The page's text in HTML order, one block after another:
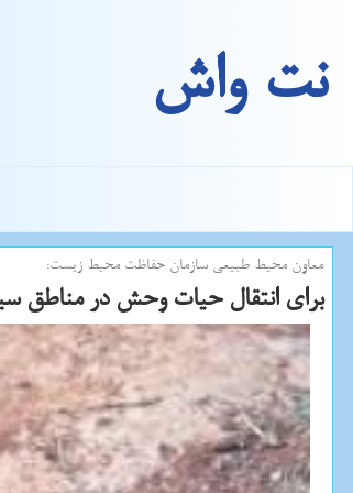
نت واش
معاون محیط طبیعی سازمان حفاظت محیط زیست:
برای انتقال حیات وحش در مناطق